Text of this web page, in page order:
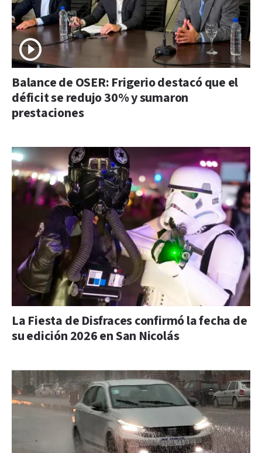
Balance de OSER: Frigerio destacó que el
déficit se redujo 30% y sumaron
prestaciones
La Fiesta de Disfraces confirmó la fecha de
su edición 2026 en San Nicolás